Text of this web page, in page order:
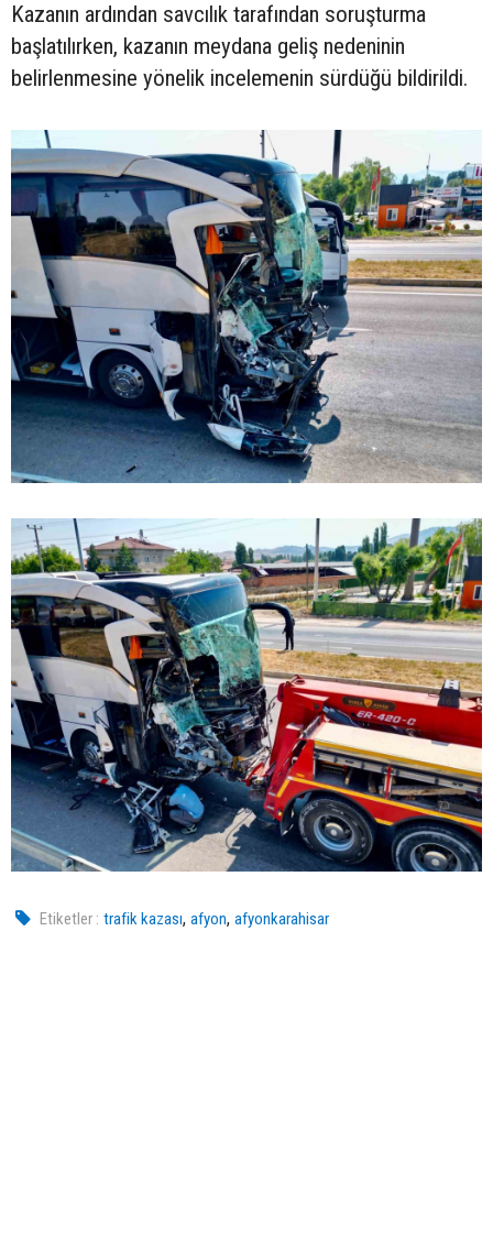
Kazanın ardından savcılık tarafından soruşturma
başlatılırken, kazanın meydana geliş nedeninin
belirlenmesine yönelik incelemenin sürdüğü bildirildi.
Etiketler : trafik kazası,afyon,afyonkarahisar